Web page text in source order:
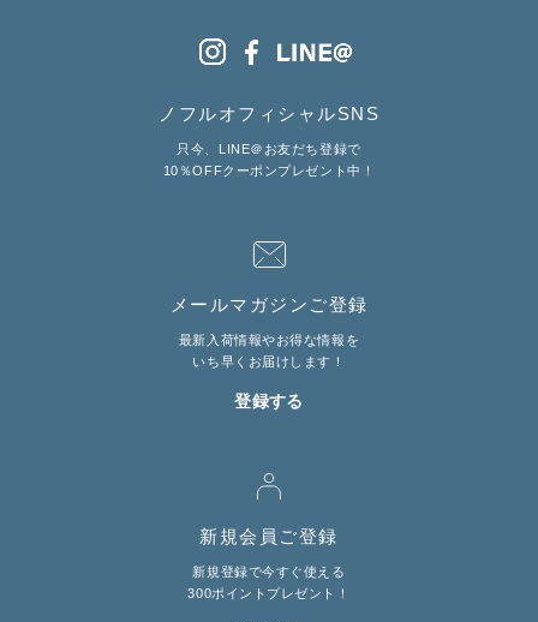
ブランド
マイページ
お買い物カゴ
ご利用について
実店舗のご案内
10%OFFクーポンプレゼント中!
brand site
ノフルオフィシャルSNS
只今、LINE＠お友だち登録で
10％OFFクーポンプレゼント中！
メールマガジンご登録
最新入荷情報やお得な情報を
いち早くお届けします！
登録する
新規会員ご登録
新規登録で今すぐ使える
300ポイントプレゼント！